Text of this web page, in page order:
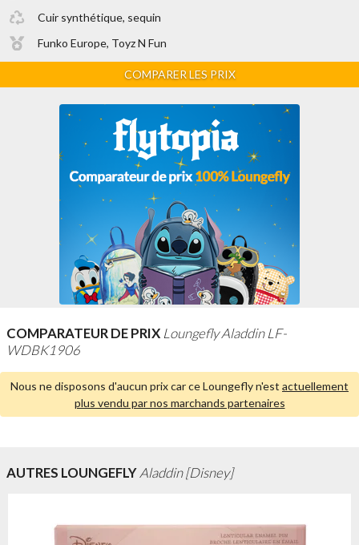
Cuir synthétique, sequin
Funko Europe, Toyz N Fun
COMPARER LES PRIX
COMPARATEUR DE PRIX Loungefly Aladdin LF-
WDBK1906
Nous ne disposons d'aucun prix car ce Loungefly n'est actuellement
plus vendu par nos marchands partenaires
AUTRES LOUNGEFLYAladdin [Disney]